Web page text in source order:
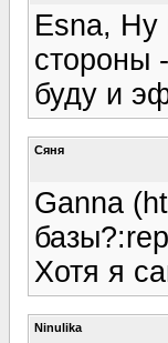
Esna, Ну
стороны
буду и
Сяня
Ganna
Хотя я
Ninulika